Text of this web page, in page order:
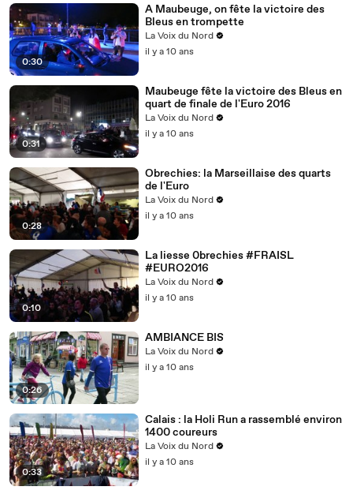
0:30
A Maubeuge, on fête la victoire des
Bleus en trompette
La Voix du Nord
il y a 10 ans
0:31
Maubeuge fête la victoire des Bleus en
quart de finale de l'Euro 2016
La Voix du Nord
il y a 10 ans
0:28
Obrechies: la Marseillaise des quarts
de l'Euro
La Voix du Nord
il y a 10 ans
0:10
La liesse 0brechies #FRAISL
#EURO2016
La Voix du Nord
il y a 10 ans
0:26
AMBIANCE BIS
La Voix du Nord
il y a 10 ans
0:33
Calais : la Holi Run a rassemblé environ
1400 coureurs
La Voix du Nord
il y a 10 ans